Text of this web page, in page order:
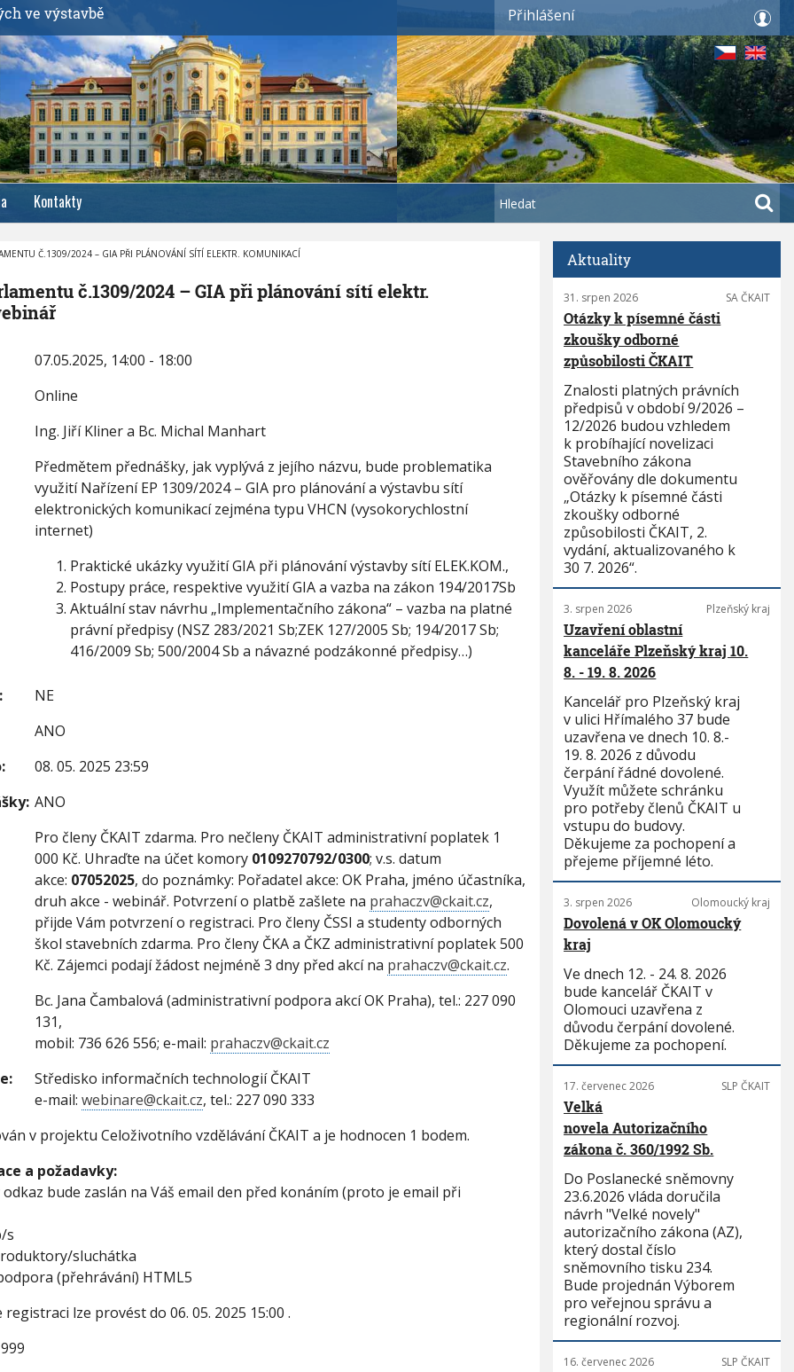
ve výstavbě Přihlášení
Kontakty
Č.1309/2024 – GIA PŘI PLÁNOVÁNÍ SÍTÍ ELEKTR. KOMUNIKACÍ
č.1309/2024 – GIA při plánování sítí elektr.
07.05.2025, 14:00 - 18:00
Online
Předmětem přednášky, jak vyplývá z jejího názvu, bude problematika
využití Nařízení EP 1309/2024 – GIA pro plánování a výstavbu sítí
elektronických komunikací zejména typu VHCN (vysokorychlostní
internet)
Praktické ukázky využití GIA při plánování výstavby sítí ELEK.KOM.,
Postupy práce, respektive využití GIA a vazba na zákon 194/2017Sb
Aktuální stav návrhu „Implementačního zákona“ – vazba na platné
právní předpisy (NSZ 283/2021 Sb;ZEK 127/2005 Sb; 194/2017 Sb;
416/2009 Sb; 500/2004 Sb a návazné podzákonné předpisy…)
Ing. Jiří Kliner a Bc. Michal Manhart
NE
ANO
08. 05. 2025 23:59
ANO
Pro členy ČKAIT zdarma. Pro nečleny ČKAIT administrativní poplatek 1
000 Kč. Uhraďte na účet komory 0109270792/0300; v.s. datum
akce: 07052025, do poznámky: Pořadatel akce: OK Praha, jméno účastníka,
druh akce - webinář. Potvrzení o platbě zašlete na prahaczv@ckait.cz,
přijde Vám potvrzení o registraci. Pro členy ČSSI a studenty odborných
škol stavebních zdarma. Pro členy ČKA a ČKZ administrativní poplatek 500
Kč. Zájemci podají žádost nejméně 3 dny před akcí na prahaczv@ckait.cz.
Bc. Jana Čambalová (administrativní podpora akcí OK Praha), tel.: 227 090
131,
mobil: 736 626 556; e-mail: prahaczv@ckait.cz
Středisko informačních technologií ČKAIT
e-mail: webinare@ckait.cz, tel.: 227 090 333
v projektu Celoživotního vzdělávání ČKAIT a je hodnocen 1 bodem.
a požadavky:
bude zaslán na Váš email den před konáním (proto je email při
s
sluchátka
(přehrávání) HTML5
lze provést do 06. 05. 2025 15:00 .
Aktuality
31. srpen 2026 SA ČKAIT
Otázky k písemné části
zkoušky odborné
způsobilosti ČKAIT
Znalosti platných právních
předpisů v období 9/2026 –
12/2026 budou vzhledem
k probíhající novelizaci
Stavebního zákona
ověřovány dle dokumentu
„Otázky k písemné části
zkoušky odborné
způsobilosti ČKAIT, 2.
vydání, aktualizovaného k
30 7. 2026“.
3. srpen 2026 Plzeňský kraj
Uzavření oblastní
kanceláře Plzeňský kraj 10.
8. - 19. 8. 2026
Kancelář pro Plzeňský kraj
v ulici Hřímalého 37 bude
uzavřena ve dnech 10. 8.-
19. 8. 2026 z důvodu
čerpání řádné dovolené.
Využít můžete schránku
pro potřeby členů ČKAIT u
vstupu do budovy.
Děkujeme za pochopení a
přejeme příjemné léto.
3. srpen 2026 Olomoucký kraj
Dovolená v OK Olomoucký
kraj
Ve dnech 12. - 24. 8. 2026
bude kancelář ČKAIT v
Olomouci uzavřena z
důvodu čerpání dovolené.
Děkujeme za pochopení.
17. červenec 2026 SLP ČKAIT
Velká
novela Autorizačního
zákona č. 360/1992 Sb.
Do Poslanecké sněmovny
23.6.2026 vláda doručila
návrh "Velké novely"
autorizačního zákona (AZ),
který dostal číslo
sněmovního tisku 234.
Bude projednán Výborem
pro veřejnou správu a
regionální rozvoj.
16. červenec 2026 SLP ČKAIT